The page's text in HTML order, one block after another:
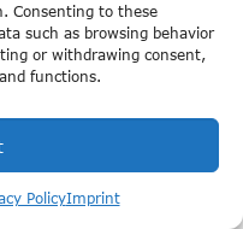
Consenting to these
such as browsing behavior
or withdrawing consent,
functions.
PolicyImprint
Windmills
Schanse est un
d’Amsterdam peut être
est payante, mais
entièrement